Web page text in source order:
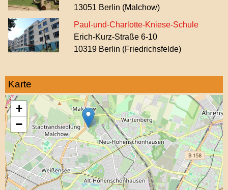
13051 Berlin (Malchow)
Paul-und-Charlotte-Kniese-Schule
Erich-Kurz-Straße 6-10
10319 Berlin (Friedrichsfelde)
Karte
+
−